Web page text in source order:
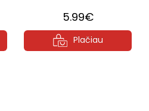
5.99€
Plačiau